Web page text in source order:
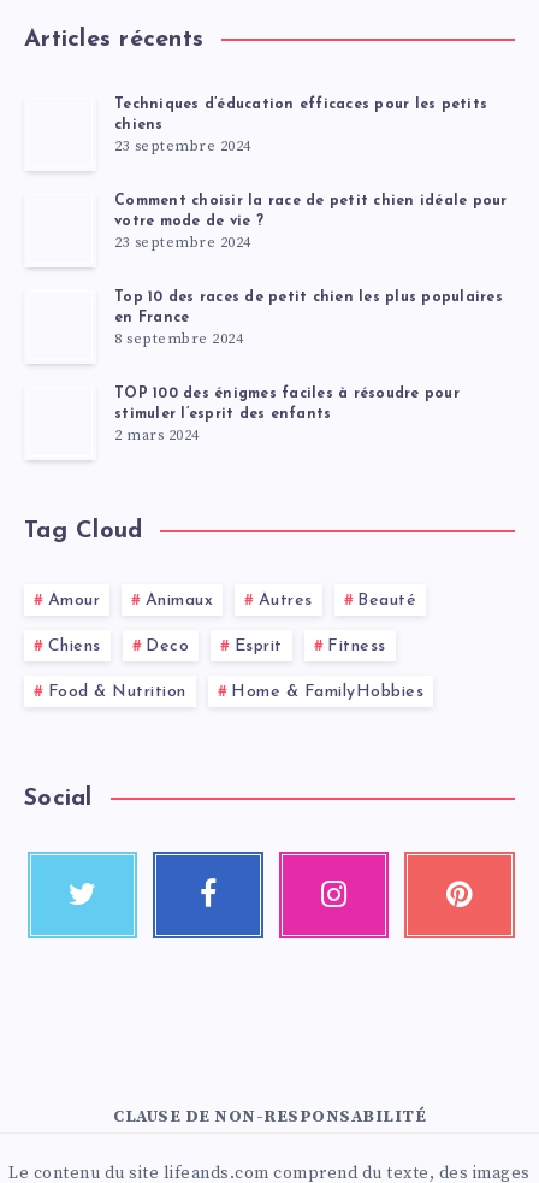
Articles récents
Techniques d’éducation efficaces pour les petits
chiens
23 septembre 2024
Comment choisir la race de petit chien idéale pour
votre mode de vie ?
23 septembre 2024
Top 10 des races de petit chien les plus populaires
en France
8 septembre 2024
TOP 100 des énigmes faciles à résoudre pour
stimuler l’esprit des enfants
2 mars 2024
Tag Cloud
Amour Animaux Autres Beauté
Chiens Deco Esprit Fitness
Food & Nutrition Home & FamilyHobbies
Social
CLAUSE DE NON-RESPONSABILITÉ
Le contenu du site lifeands.com comprend du texte, des images